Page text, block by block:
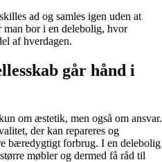
ad og samles igen uden at
man bor i en delebolig, hvor
af hverdagen.
går hånd i
om æstetik, men også om ansvar.
der kan repareres og
bæredygtigt forbrug. I en delebolig
møbler og dermed få råd til